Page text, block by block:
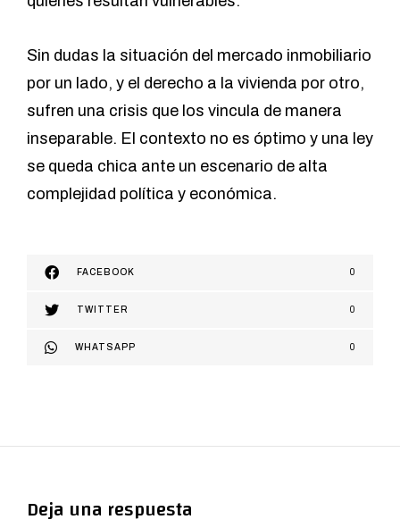
Sin dudas la situación del mercado inmobiliario
por un lado, y el derecho a la vivienda por otro,
sufren una crisis que los vincula de manera
inseparable. El contexto no es óptimo y una ley
se queda chica ante un escenario de alta
complejidad política y económica.
FACEBOOK 0
TWITTER 0
WHATSAPP 0
Deja una respuesta